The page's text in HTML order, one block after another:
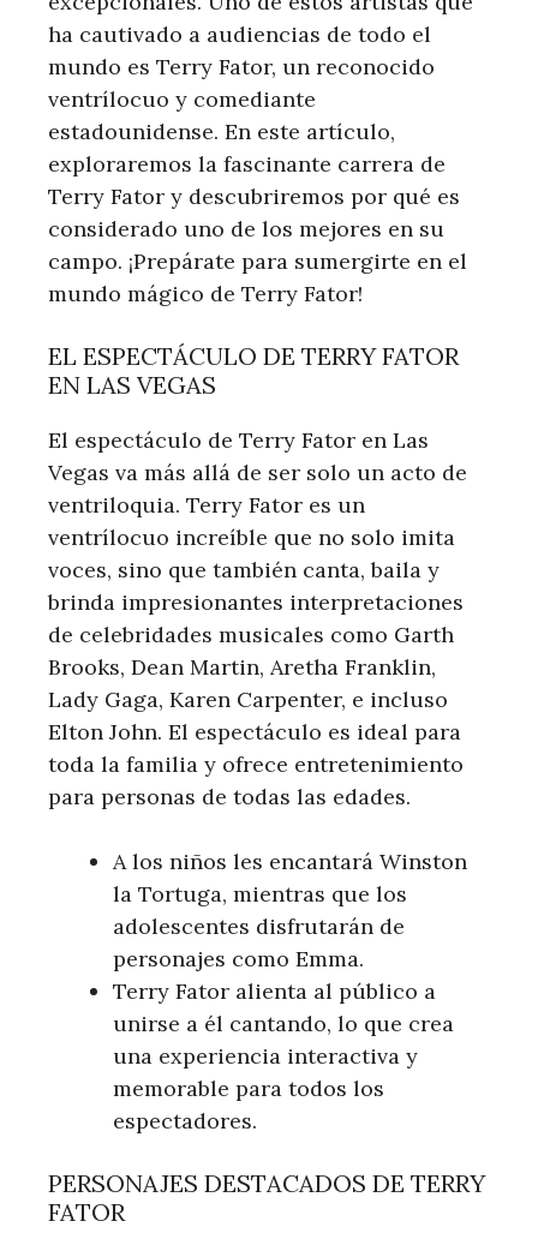
ha cautivado a audiencias de todo el
mundo es Terry Fator, un reconocido
ventrílocuo y ‌comediante
estadounidense. En este artículo,
exploraremos ⁤la fascinante carrera de
Terry Fator ‌y descubriremos por qué es
considerado uno de los mejores en su
campo. ¡Prepárate para sumergirte en el
mundo⁤ mágico de⁢ Terry Fator!
EL ESPECTÁCULO DE TERRY FATOR
EN ‍LAS VEGAS
El espectáculo‌ de Terry Fator en Las
⁤Vegas va más allá de ser solo ​un acto de
ventriloquia. Terry Fator es un
ventrílocuo increíble​ que no solo⁢ imita
voces, ⁤sino que también canta, ‌baila y⁢
brinda impresionantes interpretaciones
de celebridades musicales como Garth
Brooks, Dean Martin, Aretha Franklin,
Lady Gaga, Karen Carpenter, e​ incluso
Elton John. El espectáculo es‍ ideal para
toda la familia y ofrece ⁣entretenimiento
para personas de todas las edades.
A los ⁣niños les encantará Winston
la Tortuga,‌ mientras que los
adolescentes disfrutarán ⁢de
personajes como⁢ Emma.
Terry Fator ⁢alienta al público a
unirse a él cantando, lo que crea​
una ⁣experiencia interactiva y
memorable ‍para todos los
espectadores.
PERSONAJES DESTACADOS DE TERRY
FATOR